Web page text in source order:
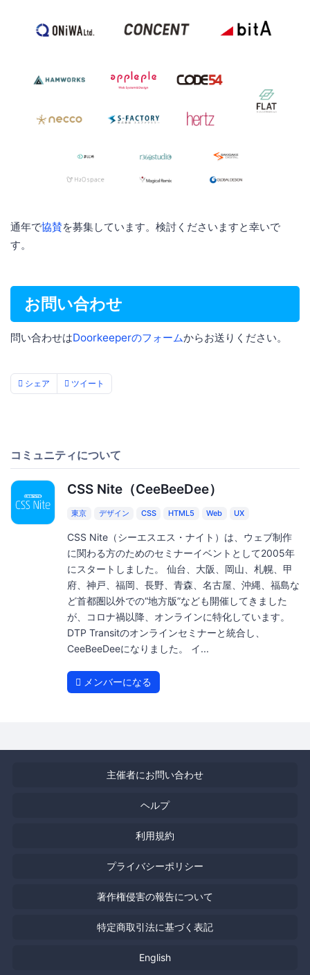
通年で協賛を募集しています。検討くださいますと幸いで
す。
お問い合わせ
問い合わせはDoorkeeperのフォームからお送りください。
シェア ツイート
コミュニティについて
CSS Nite（CeeBeeDee）
東京 デザイン CSS HTML5 Web UX
CSS Nite（シーエスエス・ナイト）は、ウェブ制作
に関わる方のためのセミナーイベントとして2005年
にスタートしました。 仙台、大阪、岡山、札幌、甲
府、神戸、福岡、長野、青森、名古屋、沖縄、福島な
ど首都圏以外での“地方版”なども開催してきました
が、コロナ禍以降、オンラインに特化しています。
DTP Transitのオンラインセミナーと統合し、
CeeBeeDeeになりました。 イ...
メンバーになる
主催者にお問い合わせ
ヘルプ
利用規約
プライバシーポリシー
著作権侵害の報告について
特定商取引法に基づく表記
English